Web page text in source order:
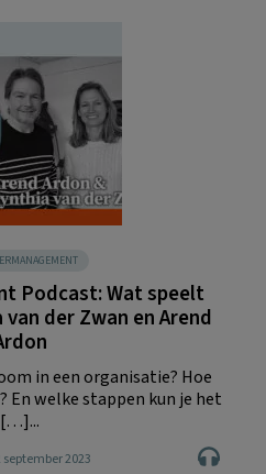
Podcast: Wat speelt
der Zwan en Arend
in een organisatie? Hoe
En welke stappen kun je het
[…]...
september 2023